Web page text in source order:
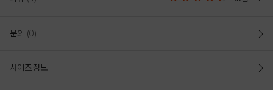
문의 (0)
사이즈 정보